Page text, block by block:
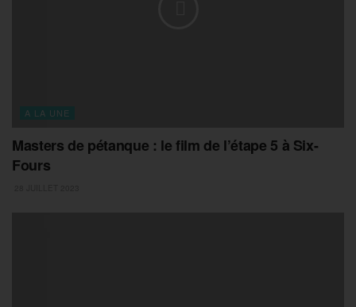
A LA UNE
Masters de pétanque : le film de l’étape 5 à Six-
Fours